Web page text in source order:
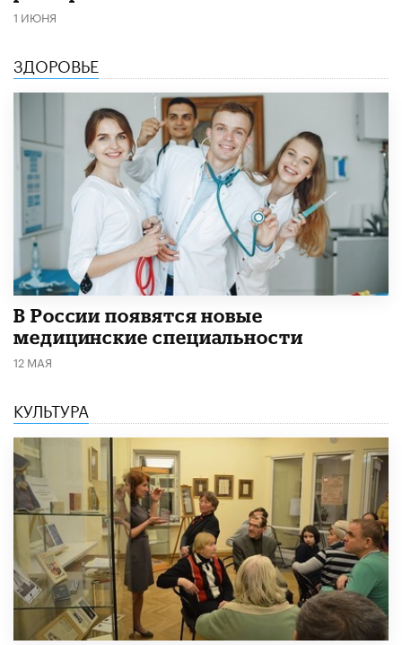
1 ИЮНЯ
ЗДОРОВЬЕ
В России появятся новые
медицинские специальности
12 МАЯ
КУЛЬТУРА